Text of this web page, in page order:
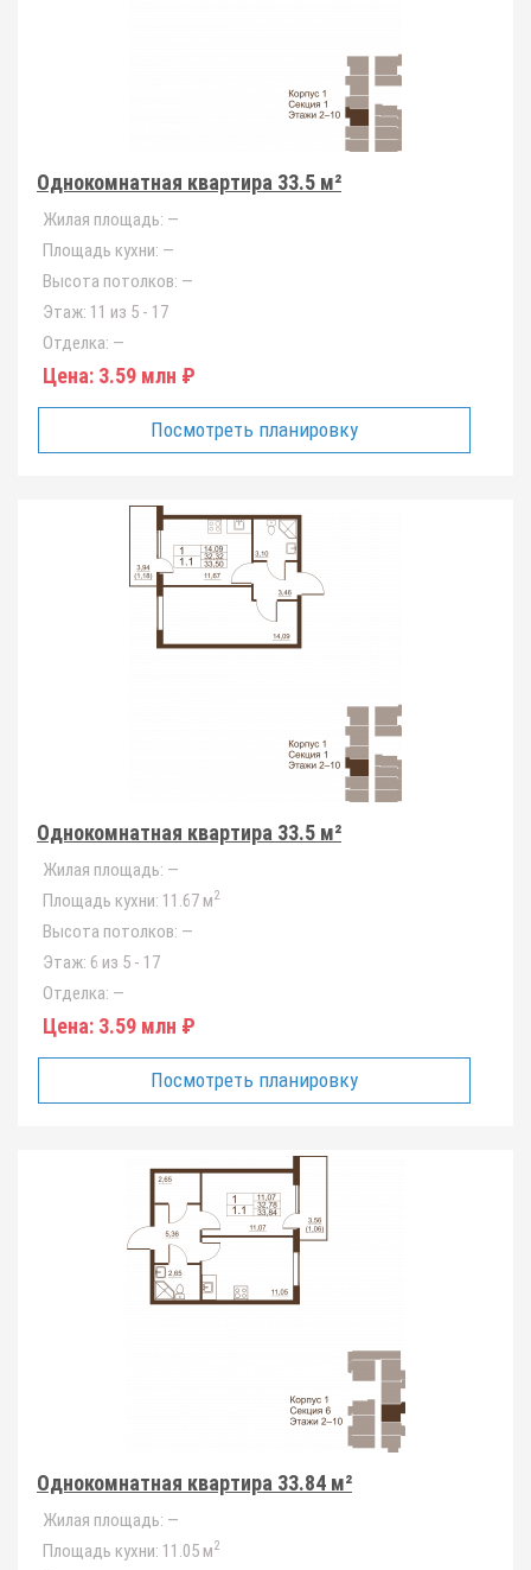
Однокомнатная квартира 33.5 м²
Жилая площадь: —
Площадь кухни: —
Высота потолков: —
Этаж: 11 из 5 - 17
Отделка: —
Цена: 3.59 млн ₽
Посмотреть планировку
Однокомнатная квартира 33.5 м²
Жилая площадь: —
Площадь кухни: 11.67 м2
Высота потолков: —
Этаж: 6 из 5 - 17
Отделка: —
Цена: 3.59 млн ₽
Посмотреть планировку
Однокомнатная квартира 33.84 м²
Жилая площадь: —
Площадь кухни: 11.05 м2